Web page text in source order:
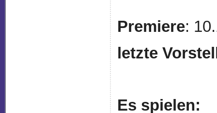
Premiere:
letzte
Es spielen: